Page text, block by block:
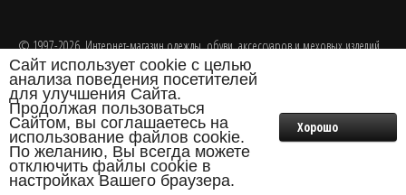
Главная
₽
Бонусы Профиль
0
© 1997-2026. Интернет-магазин одежды, обуви, аксессуаров и меховых изделий
FOX.
Разработка интернет-магазина одежды
Сайт использует cookie с целью
анализа поведения посетителей
для улучшения Сайта.
Продолжая пользоваться
Сайтом, вы соглашаетесь на
использование файлов cookie.
По желанию, Вы всегда можете
отключить файлы cookie в
настройках Вашего браузера.
Хорошо